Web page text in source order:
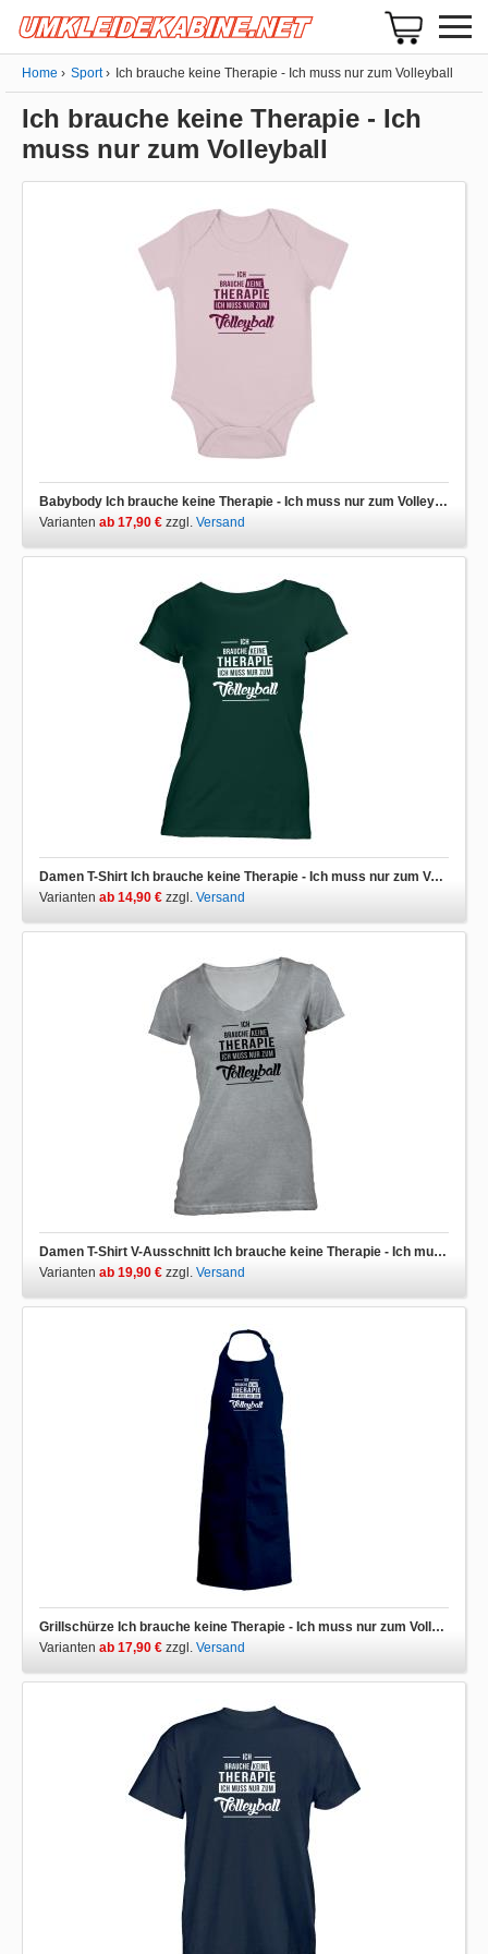
Home Sport Ich brauche keine Therapie - Ich muss nur zum Volleyball
Ich brauche keine Therapie - Ich
muss nur zum Volleyball
Babybody Ich brauche keine Therapie - Ich muss nur zum Volleyball
Varianten ab 17,90 € zzgl. Versand
Damen T-Shirt Ich brauche keine Therapie - Ich muss nur zum Volleyball
Varianten ab 14,90 € zzgl. Versand
Damen T-Shirt V-Ausschnitt Ich brauche keine Therapie - Ich muss nur zum Volleyball
Varianten ab 19,90 € zzgl. Versand
Grillschürze Ich brauche keine Therapie - Ich muss nur zum Volleyball
Varianten ab 17,90 € zzgl. Versand